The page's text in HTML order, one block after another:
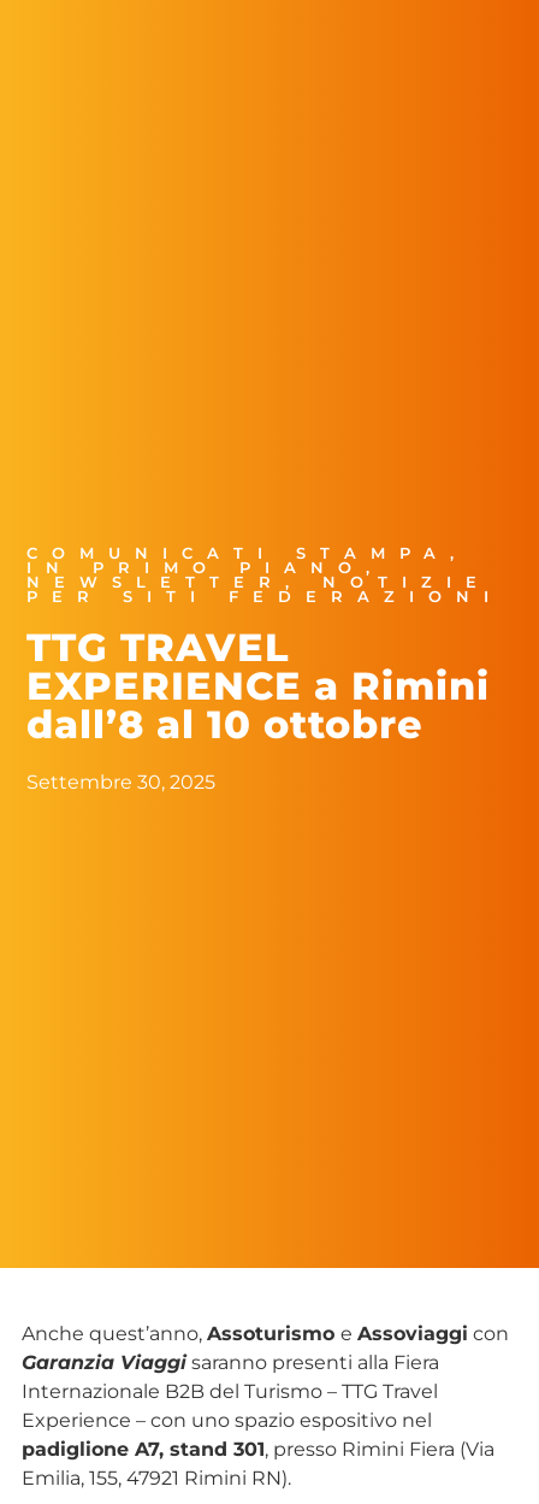
COMUNICATI STAMPA,
IN PRIMO PIANO,
NEWSLETTER, NOTIZIE
PER SITI FEDERAZIONI
TTG TRAVEL
EXPERIENCE a Rimini
dall’8 al 10 ottobre
Settembre 30, 2025
Anche quest’anno, Assoturismo e Assoviaggi con
Garanzia Viaggisaranno presenti alla Fiera
Internazionale B2B del Turismo – TTG Travel
Experience – con uno spazio espositivo nel
padiglione A7, stand 301, presso Rimini Fiera (Via
Emilia, 155, 47921 Rimini RN).